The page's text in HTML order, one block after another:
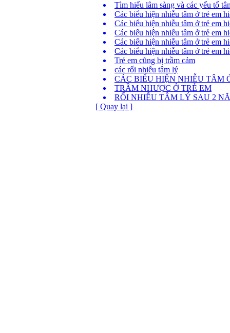
Tìm hiểu lâm sàng và các yếu tố
Các biểu hiện nhiễu tâm ở trẻ em
Các biểu hiện nhiễu tâm ở trẻ em
Các biểu hiện nhiễu tâm ở trẻ em
Các biểu hiện nhiễu tâm ở trẻ em
Các biểu hiện nhiễu tâm ở trẻ em
Trẻ em cũng bị trầm cảm
các rối nhiễu tâm lý
CÁC BIỂU HIỆN NHIỄU TÂM
TRẦM NHƯỢC Ở TRẺ EM
RỐI NHIỄU TÂM LÝ SAU 2
[ Quay lại ]